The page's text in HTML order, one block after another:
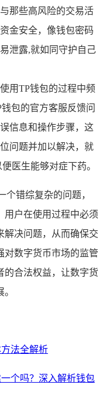
那些高风险的交易活
金安全，像钱包密码
泄露,就如同守护自己
用TP钱包的过程中频
包的官方客服反馈问
信息和操作步骤，这
问题并加以解决，就
医生能够对症下药。
个错综复杂的问题，
用户在使用过程中必须
解决问题，从而确保交
对数字货币市场的监管
的合法权益，让数字货
法全解析
个吗？深入解析钱包